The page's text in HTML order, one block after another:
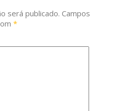
será publicado. Campos
*